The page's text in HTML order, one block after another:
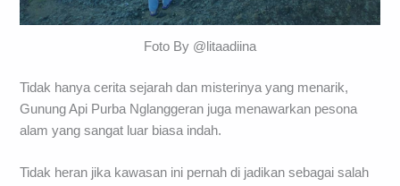
Foto By @litaadiina
Tidak hanya cerita sejarah dan misterinya yang menarik,
Gunung Api Purba Nglanggeran juga menawarkan pesona
alam yang sangat luar biasa indah.
Tidak heran jika kawasan ini pernah di jadikan sebagai salah